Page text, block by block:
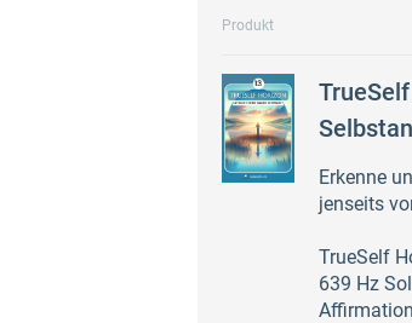
Produkt
Erkenne
jenseits
TrueSelf
639 Hz